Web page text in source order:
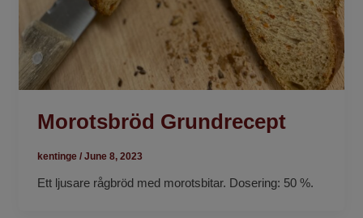
Morotsbröd Grundrecept
kentinge / June 8, 2023
Ett ljusare rågbröd med morotsbitar. Dosering: 50 %.